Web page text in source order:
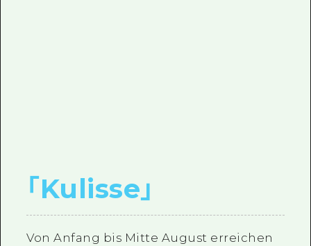
｢Kulisse｣
Von Anfang bis Mitte August erreichen